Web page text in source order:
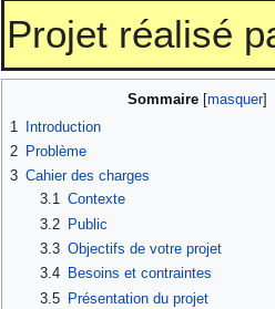
navigation
recherche
Projet réalisé
Sommaire
1
Introduction
2 Problème
3 Cahier des charges
3.1 Contexte
3.2 Public
3.3 Objectifs de votre projet
3.4
Besoins et contraintes
3.5 Présentation du projet